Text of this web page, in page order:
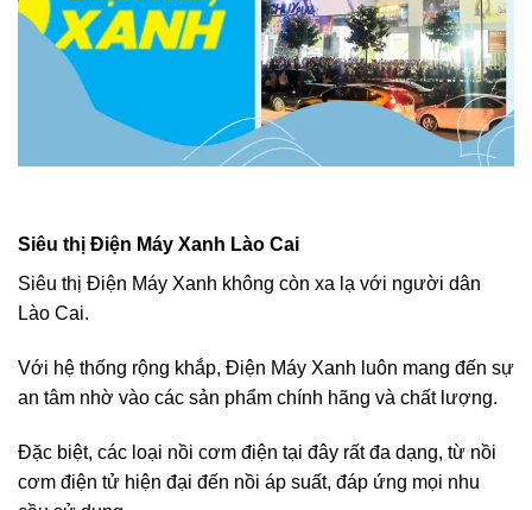
Siêu thị Điện Máy Xanh Lào Cai
Siêu thị Điện Máy Xanh không còn xa lạ với người dân
Lào Cai.
Với hệ thống rộng khắp, Điện Máy Xanh luôn mang đến sự
an tâm nhờ vào các sản phẩm chính hãng và chất lượng.
Đặc biệt, các loại nồi cơm điện tại đây rất đa dạng, từ nồi
cơm điện tử hiện đại đến nồi áp suất, đáp ứng mọi nhu